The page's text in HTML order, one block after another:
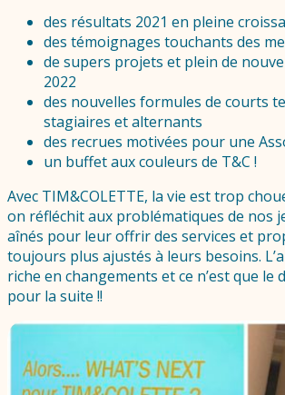
des résultats 2021 en pleine
des témoignages touchants des
de supers projets et plein de
2022
des nouvelles formules de courts
stagiaires et alternants
des recrues motivées pour une
un buffet aux couleurs de T&C !
Avec TIM&COLETTE, la vie est trop
on réfléchit aux problématiques de nos
aînés pour leur offrir des services et
toujours plus ajustés à leurs besoins.
riche en changements et ce n’est que le
pour la suite !!